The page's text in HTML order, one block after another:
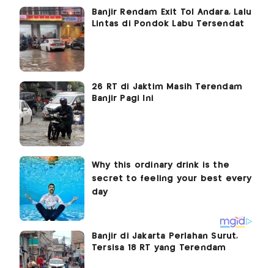
Banjir Rendam Exit Tol Andara, Lalu
Lintas di Pondok Labu Tersendat
26 RT di Jaktim Masih Terendam
Banjir Pagi Ini
Banjir di Jakarta Perlahan Surut,
Tersisa 18 RT yang Terendam